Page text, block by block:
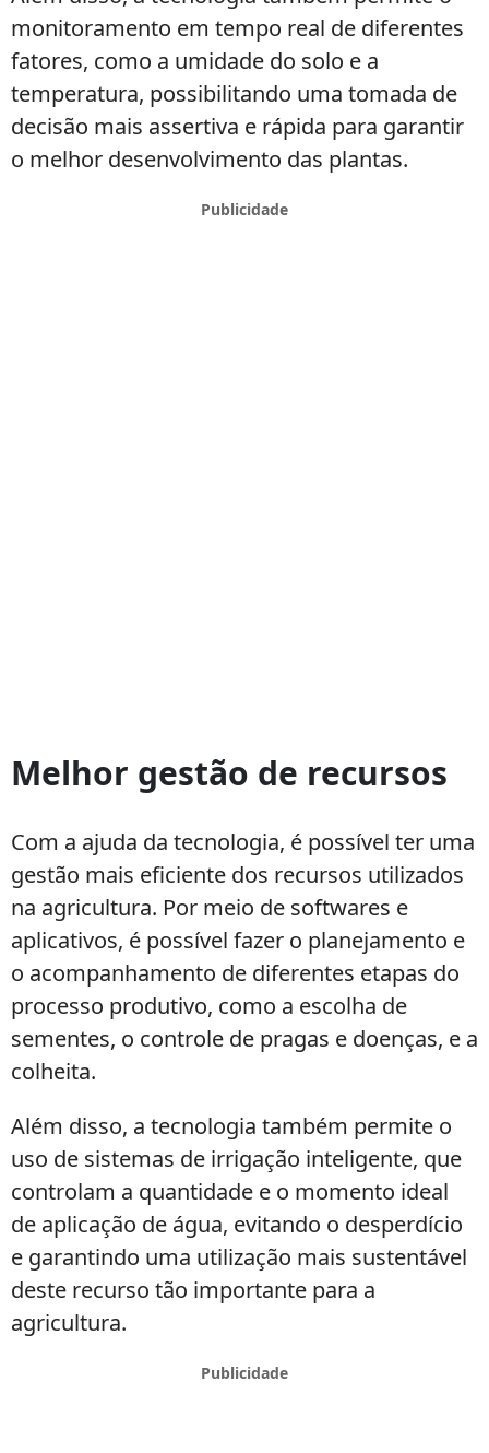
monitoramento em tempo real de diferentes
fatores, como a umidade do solo e a
temperatura, possibilitando uma tomada de
decisão mais assertiva e rápida para garantir
o melhor desenvolvimento das plantas.
Melhor gestão de recursos
Com a ajuda da tecnologia, é possível ter uma
gestão mais eficiente dos recursos utilizados
na agricultura. Por meio de softwares e
aplicativos, é possível fazer o planejamento e
o acompanhamento de diferentes etapas do
processo produtivo, como a escolha de
sementes, o controle de pragas e doenças, e a
colheita.
Além disso, a tecnologia também permite o
uso de sistemas de irrigação inteligente, que
controlam a quantidade e o momento ideal
de aplicação de água, evitando o desperdício
e garantindo uma utilização mais sustentável
deste recurso tão importante para a
agricultura.